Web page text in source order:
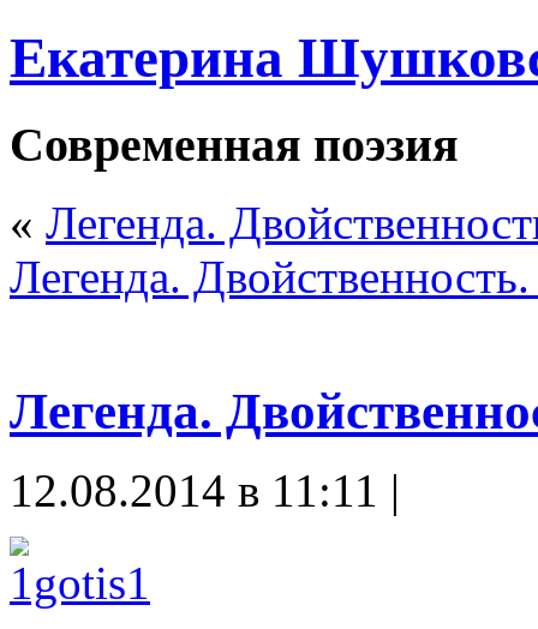
Екатерина
Современная поэзия
« Легенда.
Легенда.
Легенда.
12.08.2014 в 11:11 |